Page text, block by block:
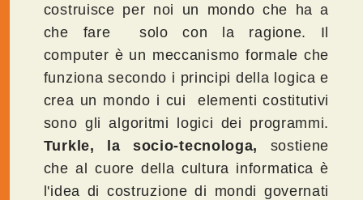
costruisce per noi un mondo che ha a
che fare solo con la ragione. Il
computer è un meccanismo formale che
funziona secondo i principi della logica e
crea un mondo i cui elementi costitutivi
sono gli algoritmi logici dei programmi.
Turkle, la socio-tecnologa, sostiene
che al cuore della cultura informatica è
l'idea di costruzione di mondi governati